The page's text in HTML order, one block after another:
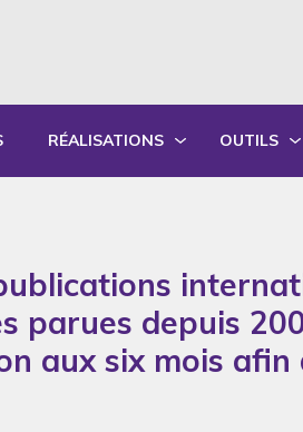
RÉALISATIONS
SYNTHÈSE DES RAPPORTS
OUTILS
parues depuis
aux six mois